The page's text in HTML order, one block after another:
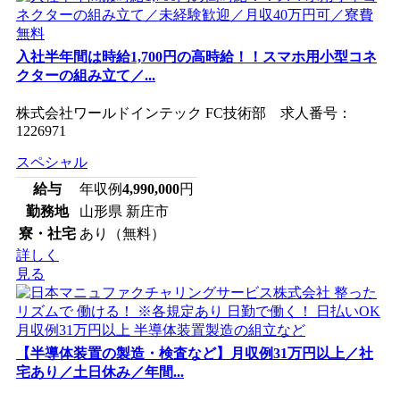
入社半年間は時給1,700円の高時給！！スマホ用小型コネ
クターの組み立て／...
株式会社ワールドインテック FC技術部 求人番号：
1226971
スペシャル
給与
年収例4,990,000円
勤務地
山形県 新庄市
寮・社宅 あり（無料）
詳しく
見る
【半導体装置の製造・検査など】月収例31万円以上／社
宅あり／土日休み／年間...